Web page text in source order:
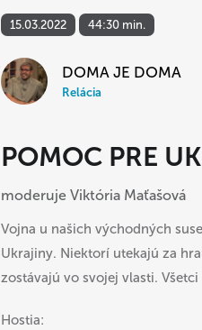
15.03.2022 44:30 min.
DOMA JE DOMA
Relácia
POMOC PRE
moderuje Viktória Maťašová
Vojna u našich východných
Ukrajiny. Niektorí utekajú za
zostávajú vo svojej vlasti.
Hostia: